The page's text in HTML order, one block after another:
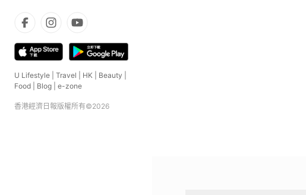
U Lifestyle Travel HK Beauty
Food
Blog e-zone
香港經濟日報版權所有©2026